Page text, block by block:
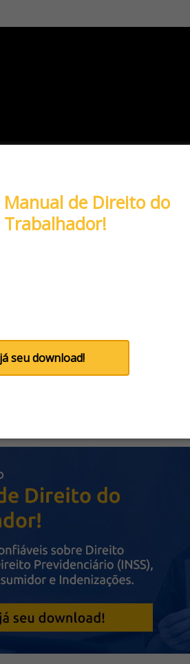
Manual de Direito do
Trabalhador!
seu download!